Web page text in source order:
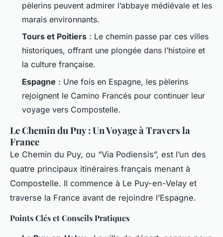
pèlerins peuvent admirer l’abbaye médiévale et les
marais environnants.
Tours et Poitiers : Le chemin passe par ces villes
historiques, offrant une plongée dans l’histoire et
la culture française.
Espagne : Une fois en Espagne, les pèlerins
rejoignent le Camino Francés pour continuer leur
voyage vers Compostelle.
Le Chemin du Puy : Un Voyage à Travers la
France
Le Chemin du Puy, ou “Via Podiensis”, est l’un des
quatre principaux itinéraires français menant à
Compostelle. Il commence à Le Puy-en-Velay et
traverse la France avant de rejoindre l’Espagne.
Points Clés et Conseils Pratiques